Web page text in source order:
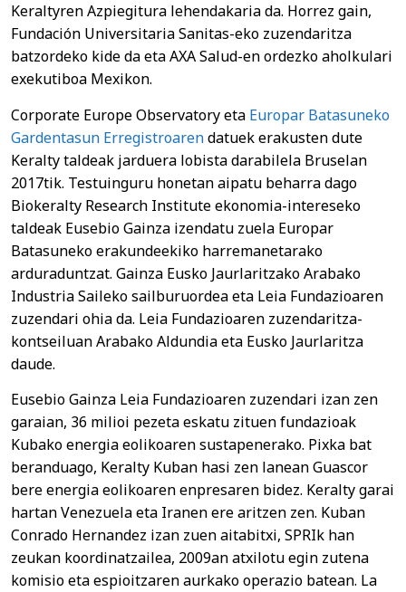
Keraltyren Azpiegitura lehendakaria da. Horrez gain,
Fundación Universitaria Sanitas-eko zuzendaritza
batzordeko kide da eta AXA Salud-en ordezko aholkulari
exekutiboa Mexikon.
Corporate Europe Observatory eta Europar Batasuneko
Gardentasun Erregistroarendatuek erakusten dute
Keralty taldeak jarduera lobista darabilela Bruselan
2017tik. Testuinguru honetan aipatu beharra dago
Biokeralty Research Institute ekonomia-intereseko
taldeak Eusebio Gainza izendatu zuela Europar
Batasuneko erakundeekiko harremanetarako
arduraduntzat. Gainza Eusko Jaurlaritzako Arabako
Industria Saileko sailburuordea eta Leia Fundazioaren
zuzendari ohia da. Leia Fundazioaren zuzendaritza-
kontseiluan Arabako Aldundia eta Eusko Jaurlaritza
daude.
Eusebio Gainza Leia Fundazioaren zuzendari izan zen
garaian, 36 milioi pezeta eskatu zituen fundazioak
Kubako energia eolikoaren sustapenerako. Pixka bat
beranduago, Keralty Kuban hasi zen lanean Guascor
bere energia eolikoaren enpresaren bidez. Keralty garai
hartan Venezuela eta Iranen ere aritzen zen. Kuban
Conrado Hernandez izan zuen aitabitxi, SPRIk han
zeukan koordinatzailea, 2009an atxilotu egin zutena
komisio eta espioitzaren aurkako operazio batean. La